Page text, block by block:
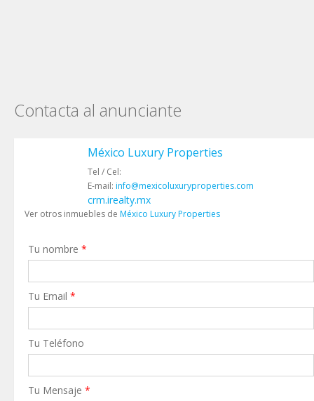
Contacta al anunciante
México Luxury Properties
Tel / Cel:
E-mail: info@mexicoluxuryproperties.com
crm.irealty.mx
Ver otros inmuebles de México Luxury Properties
Tu nombre *
Tu Email *
Tu Teléfono
Tu Mensaje *